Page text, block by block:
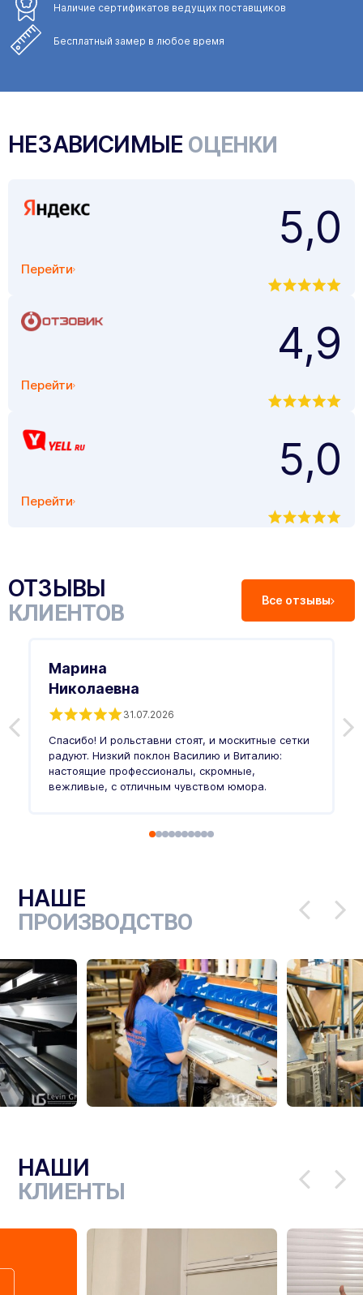
Наличие сертификатов ведущих поставщиков
Бесплатный замер в любое время
НЕЗАВИСИМЫЕ ОЦЕНКИ
Перейти
5,0
Перейти
4,9
Перейти
5,0
ОТЗЫВЫ
КЛИЕНТОВ Все отзывы
Марина
Николаевна
31.07.2026
Спасибо! И рольставни стоят, и москитные сетки
радуют. Низкий поклон Василию и Виталию:
настоящие профессионалы, скромные,
вежливые, с отличным чувством юмора.
НАШЕ
ПРОИЗВОДСТВО
НАШИ
КЛИЕНТЫ